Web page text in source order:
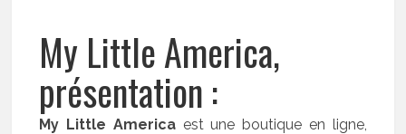
My Little America,
présentation :
My Little Americaest une boutique en ligne,